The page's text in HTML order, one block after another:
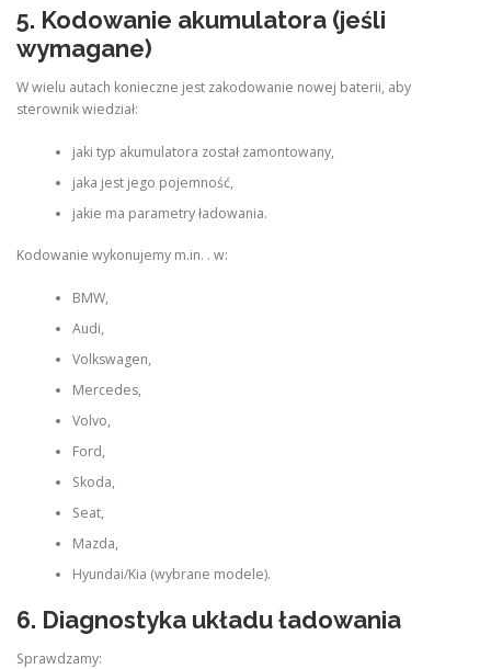
5. Kodowanie akumulatora (jeśli
wymagane)
W wielu autach konieczne jest zakodowanie nowej baterii, aby
sterownik wiedział:
jaki typ akumulatora został zamontowany,
jaka jest jego pojemność,
jakie ma parametry ładowania.
Kodowanie wykonujemy m.in. . w:
BMW,
Audi,
Volkswagen,
Mercedes,
Volvo,
Ford,
Skoda,
Seat,
Mazda,
Hyundai/Kia (wybrane modele).
6. Diagnostyka układu ładowania
Sprawdzamy: